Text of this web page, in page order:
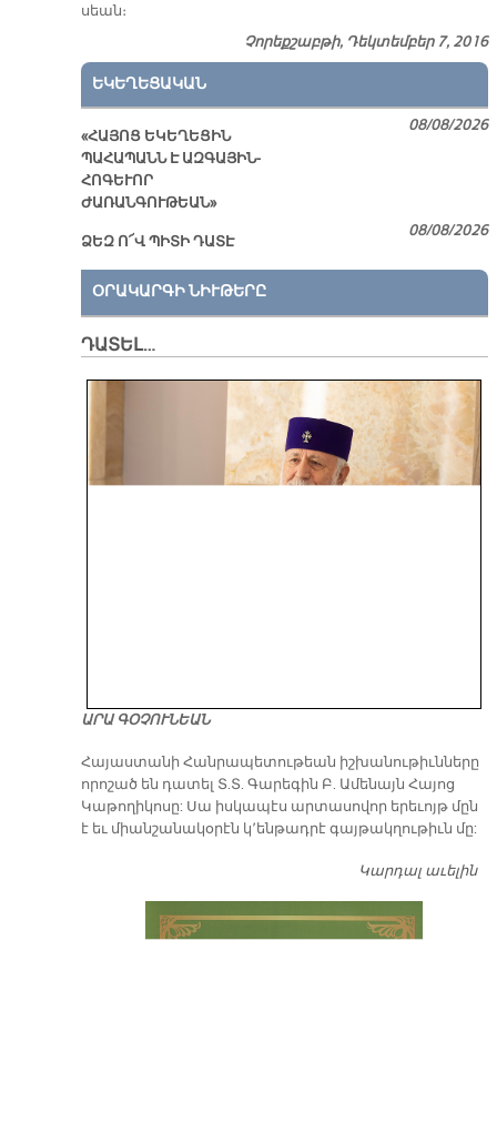
սեան։
Չորեքշաբթի, Դեկտեմբեր 7, 2016
ԵԿԵՂԵՑԱԿԱՆ
«ՀԱՅՈՑ ԵԿԵՂԵՑԻՆ
ՊԱՀԱՊԱՆՆ Է ԱԶԳԱՅԻՆ-
ՀՈԳԵՒՈՐ
ԺԱՌԱՆԳՈՒԹԵԱՆ»
08/08/2026
ՁԵԶ Ո՜Վ ՊԻՏԻ ԴԱՏԷ
08/08/2026
ՕՐԱԿԱՐԳԻ ՆԻՒԹԵՐԸ
ԴԱՏԵԼ…
ԱՐԱ ԳՕՉՈՒՆԵԱՆ
​Հայաստանի Հանրապետութեան իշխանութիւնները
որոշած են դատել Տ.Տ. Գարեգին Բ. Ամենայն Հայոց
Կաթողիկոսը: Սա իսկապէս արտասովոր երեւոյթ մըն
է եւ միանշանակօրէն կ՚ենթադրէ գայթակղութիւն մը:
Կարդալ աւելին